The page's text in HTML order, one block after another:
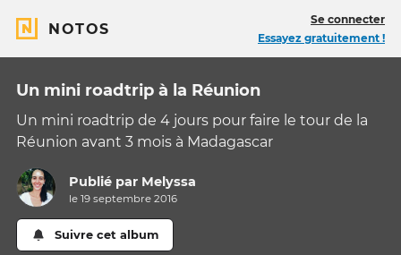
NOTOS
Se connecter
Essayez gratuitement !
Un mini roadtrip à la Réunion
Un mini roadtrip de 4 jours pour faire le tour de la
Réunion avant 3 mois à Madagascar
Publié par Melyssa
le 19 septembre 2016
Suivre cet album